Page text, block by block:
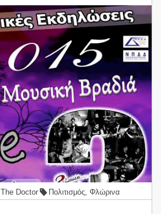
The Doctor Πολιτισμός, Φλώρινα